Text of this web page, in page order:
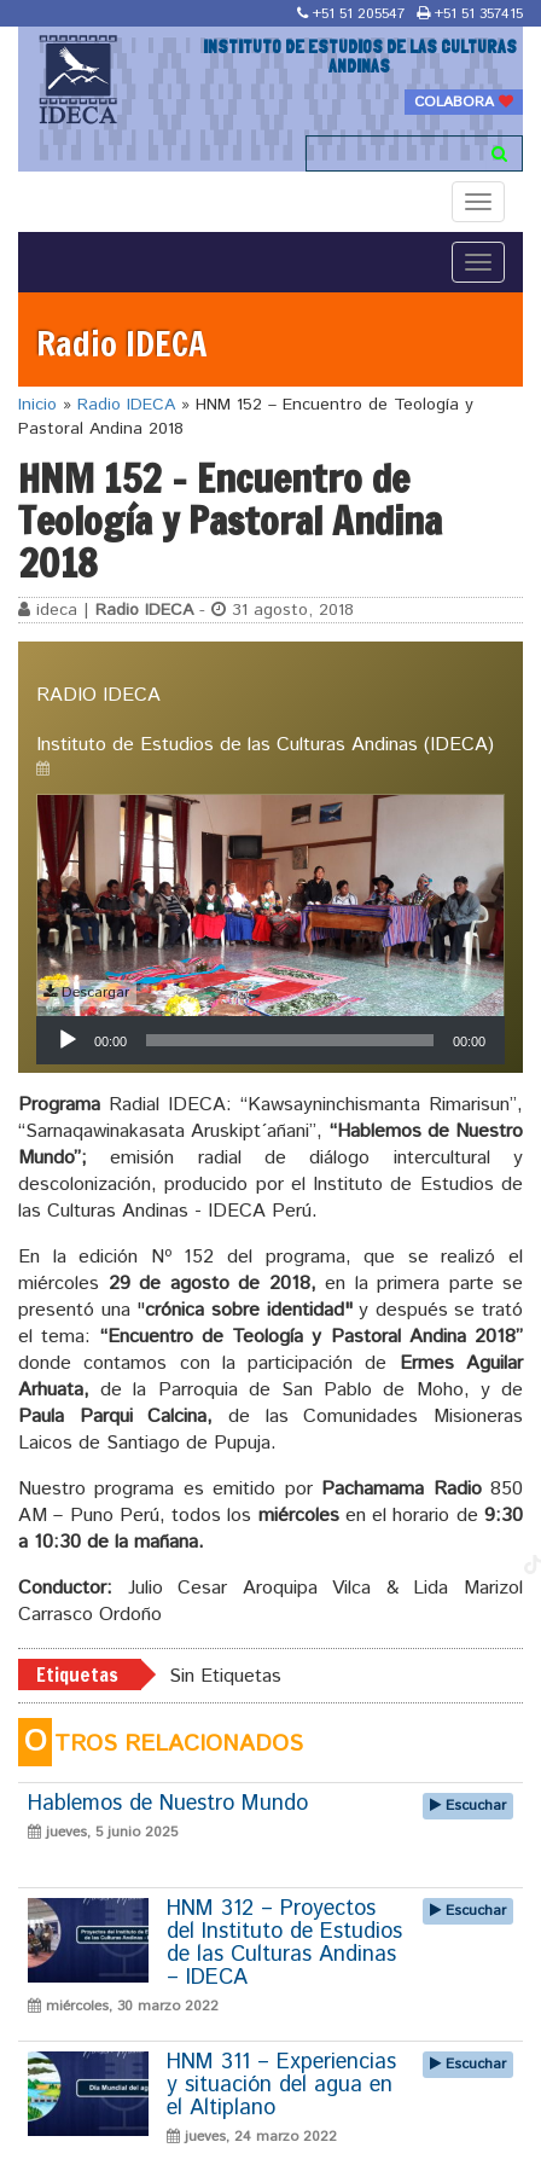
+51 51 205547 +51 51 357415
INSTITUTO DE ESTUDIOS DE LAS CULTURAS
ANDINAS
COLABORA
Toggle
Toggle
Radio IDECA
Inicio » Radio IDECA » HNM 152 – Encuentro de Teología y
Pastoral Andina 2018
HNM 152 – Encuentro de
Teología y Pastoral Andina
2018
ideca | Radio IDECA- 31 agosto, 2018
RADIO IDECA
Instituto de Estudios de las Culturas Andinas (IDECA)
Descargar
Reproductor
de
audio
00:00 00:00
Programa Radial IDECA: “Kawsayninchismanta Rimarisun”,
“Sarnaqawinakasata Aruskipt´añani”, “Hablemos de Nuestro
Mundo”; emisión radial de diálogo intercultural y
descolonización, producido por el Instituto de Estudios de
las Culturas Andinas - IDECA Perú.
En la edición Nº 152 del programa, que se realizó el
miércoles 29 de agosto de 2018, en la primera parte se
presentó una "crónica sobre identidad"y después se trató
el tema: “Encuentro de Teología y Pastoral Andina 2018”
donde contamos con la participación de Ermes Aguilar
Arhuata, de la Parroquia de San Pablo de Moho, y de
Paula Parqui Calcina, de las Comunidades Misioneras
Laicos de Santiago de Pupuja.
Nuestro programa es emitido porPachamama Radio850
AM – Puno Perú, todos los miércolesen el horario de9:30
a 10:30 de la mañana.
Conductor: Julio Cesar Aroquipa Vilca & Lida Marizol
Carrasco Ordoño
Etiquetas Sin Etiquetas
O TROS RELACIONADOS
Hablemos de Nuestro Mundo
jueves, 5 junio 2025
Escuchar
HNM 312 – Proyectos
del Instituto de Estudios
de las Culturas Andinas
– IDECA
miércoles, 30 marzo 2022
Escuchar
HNM 311 – Experiencias
y situación del agua en
el Altiplano
jueves, 24 marzo 2022
Escuchar